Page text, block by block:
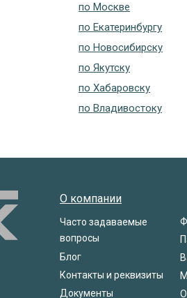
по Москве
по Екатеринбургу
по Новосибирску
по Якутску
по Хабаровску
по Владивостоку
О компании
Часто задаваемые
вопросы
Блог
Контакты и реквизиты
Документы